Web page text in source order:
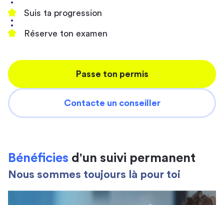
Suis ta progression
Réserve ton examen
Passe ton permis
Contacte un conseiller
Bénéficies d'un suivi permanent
Nous sommes toujours là pour toi